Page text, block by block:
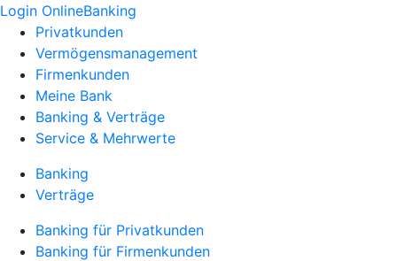
Login OnlineBanking
Privatkunden
Vermögensmanagement
Firmenkunden
Meine Bank
Banking & Verträge
Service & Mehrwerte
Banking
Verträge
Banking für Privatkunden
Banking für Firmenkunden